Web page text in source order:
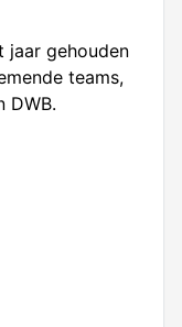
jaar gehouden
teams,
DWB.